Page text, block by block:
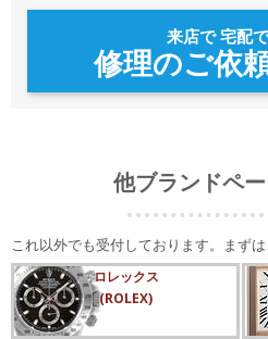
来店で 宅配
修理のご依
他ブランドペ
これ以外でも受付しております。まずは
ロレックス
(ROLEX)